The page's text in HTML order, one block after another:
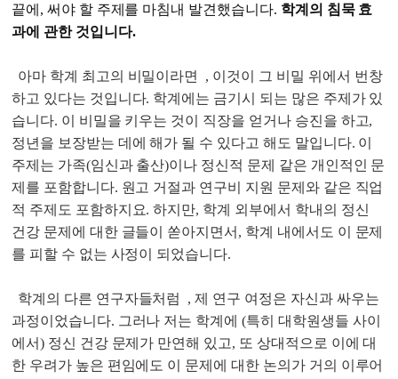
끝에, 써야 할 주제를 마침내 발견했습니다. 학계의 침묵 효
과에 관한 것입니다.
아마 학계 최고의 비밀이라면
, 이것이 그 비밀 위에서 번창
하고 있다는 것입니다. 학계에는 금기시 되는 많은 주제가 있
습니다. 이 비밀을 키우는 것이 직장을 얻거나 승진을 하고,
정년을 보장받는 데에 해가 될 수 있다고 해도 말입니다. 이
주제는 가족(임신과 출산)이나 정신적 문제 같은 개인적인 문
제를 포함합니다. 원고 거절과 연구비 지원 문제와 같은 직업
적 주제도 포함하지요. 하지만, 학계 외부에서 학내의 정신
건강 문제에 대한 글들이 쏟아지면서, 학계 내에서도 이 문제
를 피할 수 없는 사정이 되었습니다.
학계의 다른 연구자들처럼
, 제 연구 여정은 자신과 싸우는
과정이었습니다. 그러나 저는 학계에 (특히 대학원생들 사이
에서) 정신 건강 문제가 만연해 있고, 또 상대적으로 이에 대
한 우려가 높은 편임에도 이 문제에 대한 논의가 거의 이루어